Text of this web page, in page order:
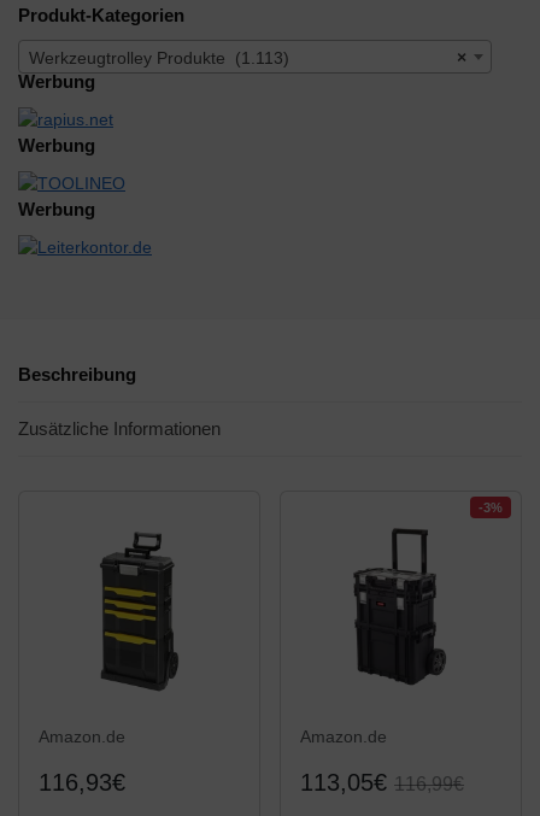
Produkt-Kategorien
×
Werkzeugtrolley Produkte (1.113)
Werbung
Werbung
Werbung
Beschreibung
Zusätzliche Informationen
Amazon.de
116,93€
-3%
Amazon.de
113,05€ 116,99€